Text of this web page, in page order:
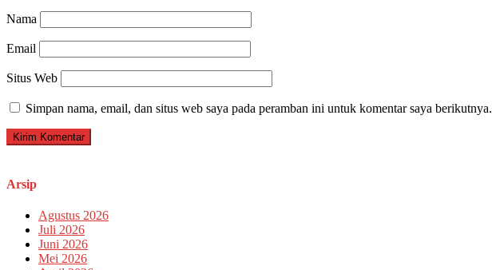
Nama
Email
Situs Web
Simpan nama, email, dan situs web saya pada peramban ini untuk komentar saya berikutnya.
Arsip
Agustus 2026
Juli 2026
Juni 2026
Mei 2026